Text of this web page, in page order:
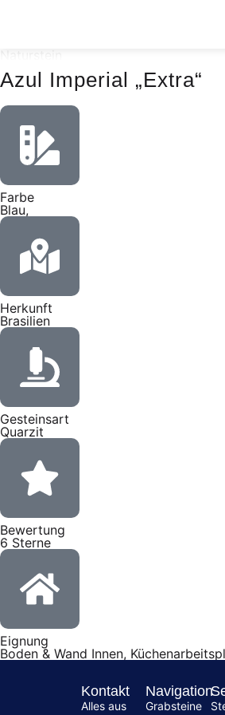
Naturstein
Azul Imperial „Extra“
Farbe
Blau,
Herkunft
Brasilien
Gesteinsart
Quarzit
Bewertung
6 Sterne
Eignung
Boden & Wand Innen,
Kontakt
Alles aus
Navigation
Grabsteine